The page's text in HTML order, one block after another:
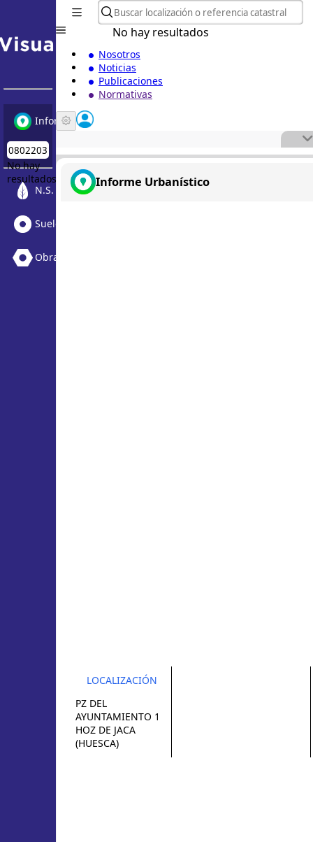
Informe Urbanístico
No hay
resultados
N.S. Medioambiental
Suelo Vacante + Obras
Obras
No hay resultados
Nosotros
Noticias
Publicaciones
Normativas
Informe Urbanístico
LOCALIZACIÓN
PZ DEL
AYUNTAMIENTO 1
HOZ DE JACA
(HUESCA)